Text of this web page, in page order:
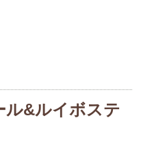
ル&ルイボステ